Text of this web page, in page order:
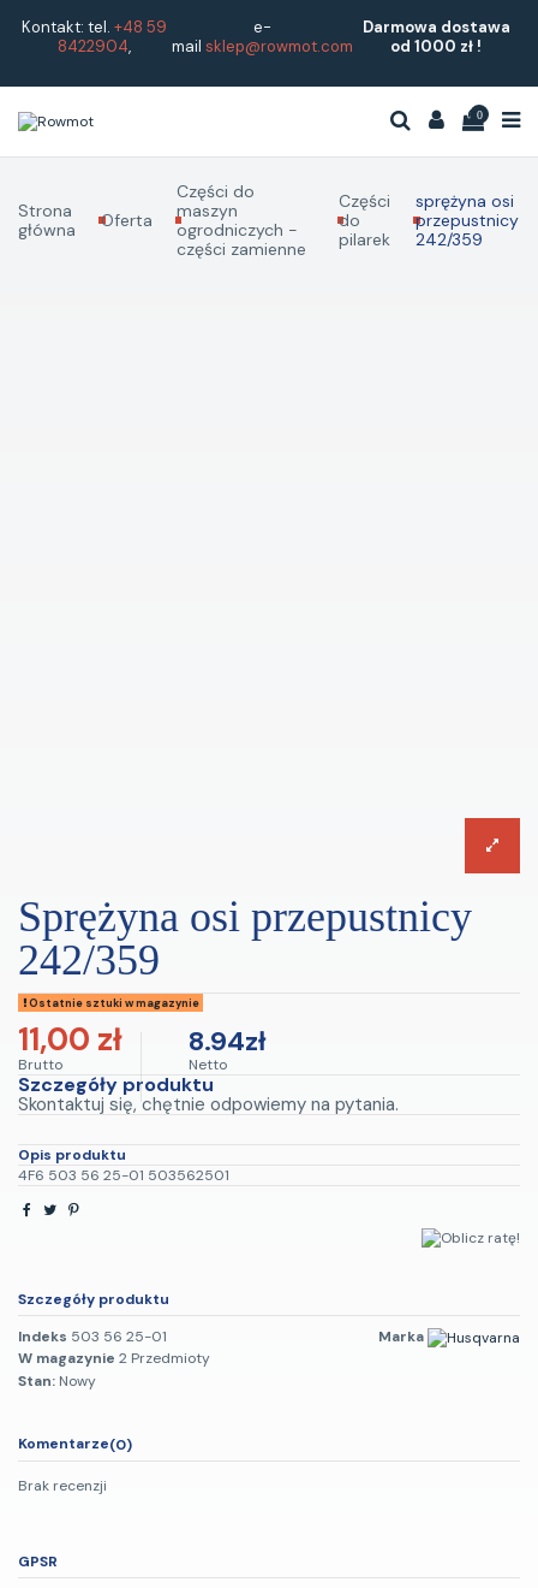
Kontakt: tel.+48 59
8422904,
e-
mail sklep@rowmot.com
Darmowa dostawa
od 1000 zł !
0
Strona
główna
Oferta
Części do
maszyn
ogrodniczych -
części zamienne
Części
do
pilarek
sprężyna osi
przepustnicy
242/359
sprężyna osi przepustnicy
242/359
Ostatnie sztuki w magazynie
11,00 zł 8.94zł
Netto
Brutto
Szczegóły produktu
Skontaktuj się, chętnie odpowiemy na pytania.
Opis produktu
4F6 503 56 25-01 503562501
Szczegóły produktu
Marka
Indeks 503 56 25-01
W magazynie 2 Przedmioty
Stan: Nowy
Komentarze(0)
Brak recenzji
GPSR